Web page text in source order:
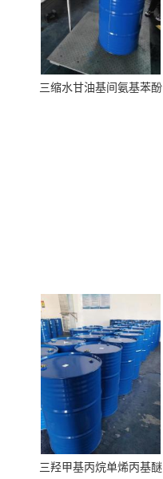
三缩水甘油基间氨基苯酚
三羟甲基丙烷单烯丙基醚